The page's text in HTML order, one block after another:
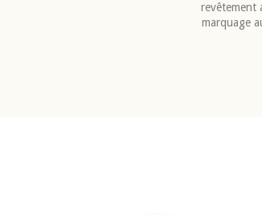
revêtement
marquage